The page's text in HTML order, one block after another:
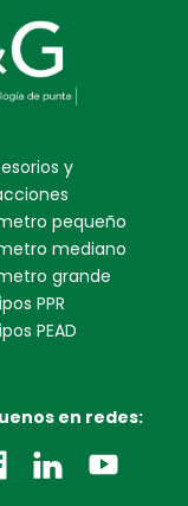
y
pequeño
mediano
grande
PPR
PEAD
en redes: